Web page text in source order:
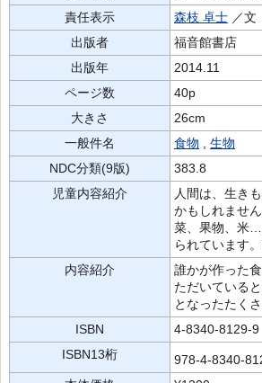
責任表示
森枝 卓士 ／文
出版者
福音館書店
出版年
2014.11
ページ数
40p
大きさ
26cm
一般件名
食物
生物
NDC分類(9版)
383.8
児童内容紹介
人間は、生き
かもしれませ
菜、果物、米…
られています
内容紹介
誰かが作った
ただいている
となったたく
ISBN
4-8340-8129-9
ISBN13桁
978-4-8340-